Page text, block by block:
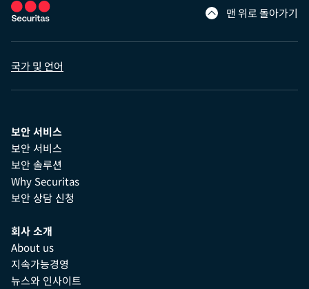
맨 위로 돌아가기
국가 및 언어
보안 서비스
보안 서비스
보안 솔루션
Why Securitas
보안 상담 신청
회사 소개
About us
지속가능경영
뉴스와 인사이트